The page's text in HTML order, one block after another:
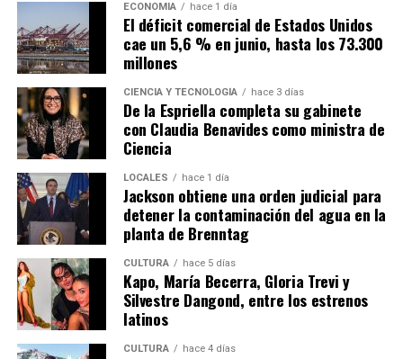
ECONOMÍA hace 1 día
El déficit comercial de Estados Unidos
cae un 5,6 % en junio, hasta los 73.300
millones
CIENCIA Y TECNOLOGÍA hace 3 días
De la Espriella completa su gabinete
con Claudia Benavides como ministra de
Ciencia
LOCALES hace 1 día
Jackson obtiene una orden judicial para
detener la contaminación del agua en la
planta de Brenntag
CULTURA hace 5 días
Kapo, María Becerra, Gloria Trevi y
Silvestre Dangond, entre los estrenos
latinos
CULTURA hace 4 días